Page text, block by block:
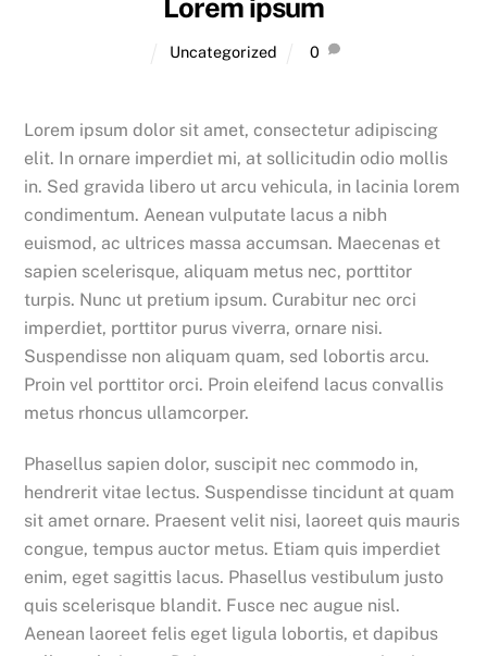
Lorem ipsum
Uncategorized 0
Lorem ipsum dolor sit amet, consectetur adipiscing
elit. In ornare imperdiet mi, at sollicitudin odio mollis
in. Sed gravida libero ut arcu vehicula, in lacinia lorem
condimentum. Aenean vulputate lacus a nibh
euismod, ac ultrices massa accumsan. Maecenas et
sapien scelerisque, aliquam metus nec, porttitor
turpis. Nunc ut pretium ipsum. Curabitur nec orci
imperdiet, porttitor purus viverra, ornare nisi.
Suspendisse non aliquam quam, sed lobortis arcu.
Proin vel porttitor orci. Proin eleifend lacus convallis
metus rhoncus ullamcorper.
Phasellus sapien dolor, suscipit nec commodo in,
hendrerit vitae lectus. Suspendisse tincidunt at quam
sit amet ornare. Praesent velit nisi, laoreet quis mauris
congue, tempus auctor metus. Etiam quis imperdiet
enim, eget sagittis lacus. Phasellus vestibulum justo
quis scelerisque blandit. Fusce nec augue nisl.
Aenean laoreet felis eget ligula lobortis, et dapibus